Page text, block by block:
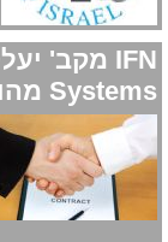
Systems מהולנד / הספרייה הלאומית